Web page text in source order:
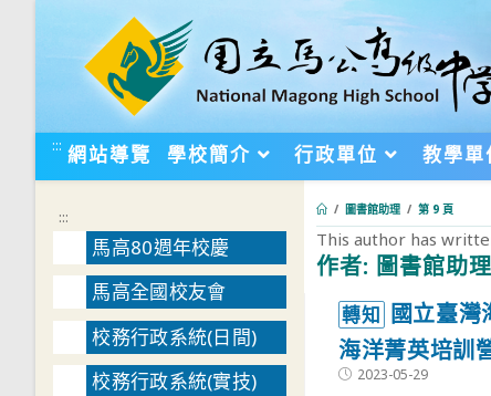
::: 網站導覽 學校簡介 行政單位 教學單
作者: 圖書館助理
This author has
/ 圖書館助理 / 第 9 頁
轉知 國立臺
海洋菁英培訓
Post2023-05-29
:::
馬高80週年校慶
馬高全國校友會
校務行政系統(日間)
校務行政系統(實技)